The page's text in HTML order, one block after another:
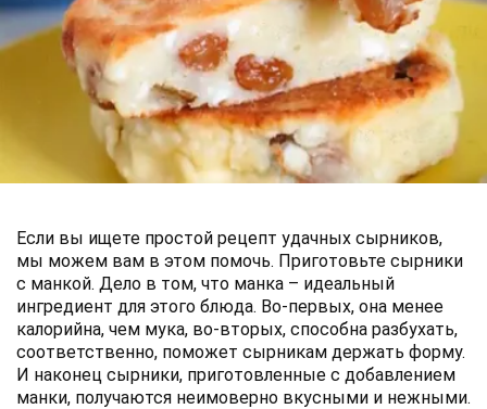
Если вы ищете простой рецепт удачных сырников,
мы можем вам в этом помочь. Приготовьте сырники
с манкой. Дело в том, что манка – идеальный
ингредиент для этого блюда. Во-первых, она менее
калорийна, чем мука, во-вторых, способна разбухать,
соответственно, поможет сырникам держать форму.
И наконец сырники, приготовленные с добавлением
манки, получаются неимоверно вкусными и нежными.